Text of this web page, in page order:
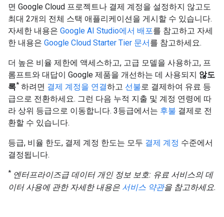
면 Google Cloud 프로젝트나 결제 계정을 설정하지 않고도
최대 2개의 전체 스택 애플리케이션을 게시할 수 있습니다.
자세한 내용은 Google AI Studio에서 배포를 참고하고 자세
한 내용은 Google Cloud Starter Tier 문서를 참고하세요.
더 높은 비율 제한에 액세스하고, 고급 모델을 사용하고, 프
롬프트와 대답이 Google 제품을 개선하는 데 사용되지 않도
록* 하려면 결제 계정을 연결하고 선불로 결제하여 유료 등
급으로 전환하세요. 그런 다음 누적 지출 및 계정 연령에 따
라 상위 등급으로 이동합니다. 3등급에서는 후불 결제로 전
환할 수 있습니다.
등급, 비율 한도, 결제 계정 한도는 모두 결제 계정 수준에서
결정됩니다.
* 엔터프라이즈급 데이터 개인 정보 보호: 유료 서비스의 데
이터 사용에 관한 자세한 내용은 서비스 약관을 참고하세요.